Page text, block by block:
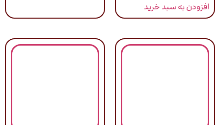
افزودن به سبد خرید